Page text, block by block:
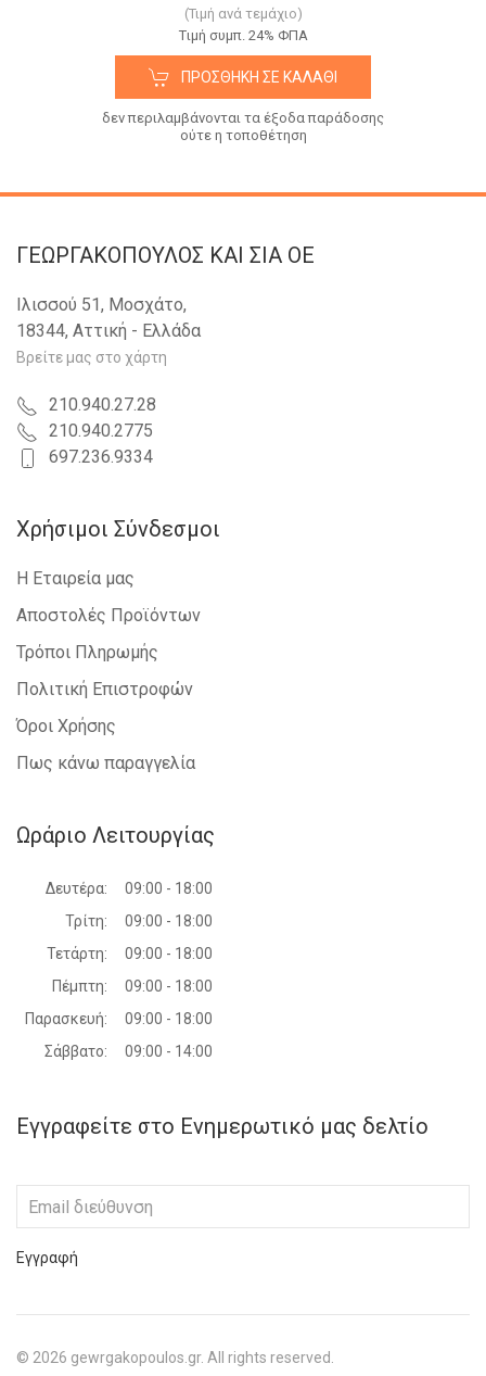
(Τιμή ανά τεμάχιο)
Tιμή συμπ. 24% ΦΠΑ
ΠΡΟΣΘΉΚΗ ΣΕ ΚΑΛΆΘΙ
δεν περιλαμβάνονται τα έξοδα παράδοσης
ούτε η τοποθέτηση
ΓΕΩΡΓΑΚΟΠΟΥΛΟΣ KAI ΣΙΑ OE
Ιλισσού 51, Μοσχάτο,
18344, Αττική - Ελλάδα
Βρείτε μας στο χάρτη
210.940.27.28
210.940.2775
697.236.9334
Χρήσιμοι Σύνδεσμοι
Η Εταιρεία μας
Αποστολές Προϊόντων
Τρόποι Πληρωμής
Πολιτική Επιστροφών
Όροι Χρήσης
Πως κάνω παραγγελία
Ωράριο Λειτουργίας
Δευτέρα:
09:00 - 18:00
Τρίτη:
09:00 - 18:00
Τετάρτη:
09:00 - 18:00
Πέμπτη:
09:00 - 18:00
Παρασκευή:
09:00 - 18:00
Σάββατο:
09:00 - 14:00
Εγγραφείτε στο Ενημερωτικό μας δελτίο
Εγγραφή
© 2026 gewrgakopoulos.gr. All rights reserved.